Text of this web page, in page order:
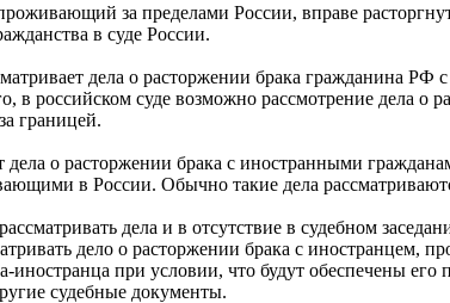
за пределами России, вправе
в суде России.
дела о расторжении брака гражданина РФ
в российском суде возможно рассмотрение дела о
границей.
дела о расторжении брака с иностранными
в России. Обычно такие дела
дела и в отсутствие в судебном
дело о расторжении брака с иностранцем,
иностранца при условии, что будут обеспечены
судебные документы.